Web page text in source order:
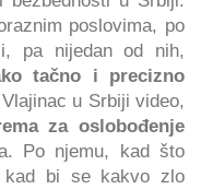
poslovima, po
pa nijedan od nih,
tačno i precizno
u Srbiji video,
za oslobođenje
Po njemu, kad što
bi se kakvo zlo